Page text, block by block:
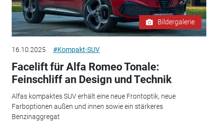
Bildergalerie
16.10.2025 #Kompakt-SUV
Facelift für Alfa Romeo Tonale:
Feinschliff an Design und Technik
Alfas kompaktes SUV erhält eine neue Frontoptik, neue
Farboptionen außen und innen sowie ein stärkeres
Benzinaggregat